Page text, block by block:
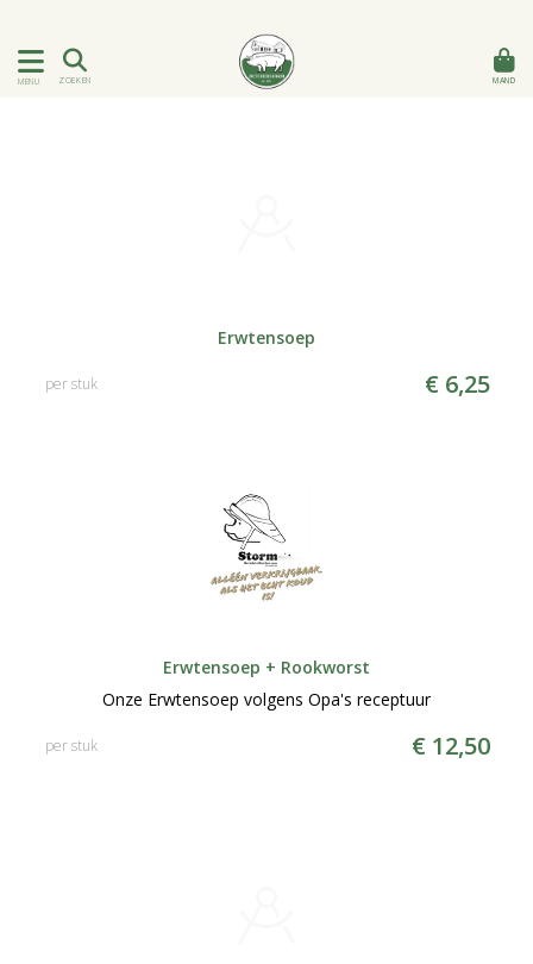
MENU ZOEKEN MAND
Erwtensoep
€ 6,25
per stuk
Erwtensoep + Rookworst
Onze Erwtensoep volgens Opa's receptuur
€ 12,50
per stuk